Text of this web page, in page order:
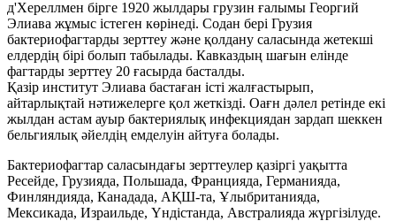
д'Хереллмен бірге 1920 жылдары грузин ғалымы Георгий
Элиава жұмыс істеген көрінеді. Содан бері Грузия
бактериофагтарды зерттеу және қолдану саласында жетекші
елдердің бірі болып табылады. Кавказдың шағын елінде
фагтарды зерттеу 20 ғасырда басталды.
Қазір институт Элиава бастаған істі жалғастырып,
айтарлықтай нәтижелерге қол жеткізді. Оағн дәлел ретінде екі
жылдан астам ауыр бактериялық инфекциядан зардап шеккен
бельгиялық әйелдің емделуін айтуға болады.
Бактериофагтар саласындағы зерттеулер қазіргі уақытта
Ресейде, Грузияда, Польшада, Францияда, Германияда,
Финляндияда, Канадада, АҚШ-та, Ұлыбританияда,
Мексикада, Израильде, Үндістанда, Австралияда жүргізілуде.